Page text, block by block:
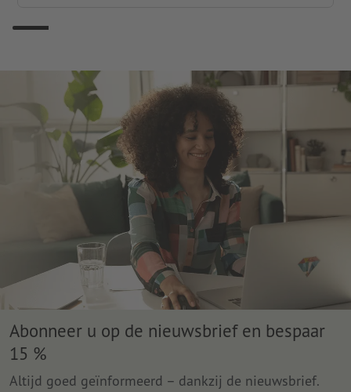
Abonneer u op de nieuwsbrief en bespaar
15 %
Altijd goed geïnformeerd – dankzij de nieuwsbrief.